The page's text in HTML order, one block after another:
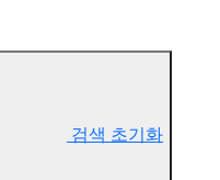
검색 초기화